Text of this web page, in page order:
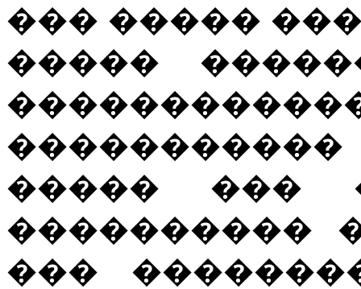
��� �����
�����
����� ���
����������
���